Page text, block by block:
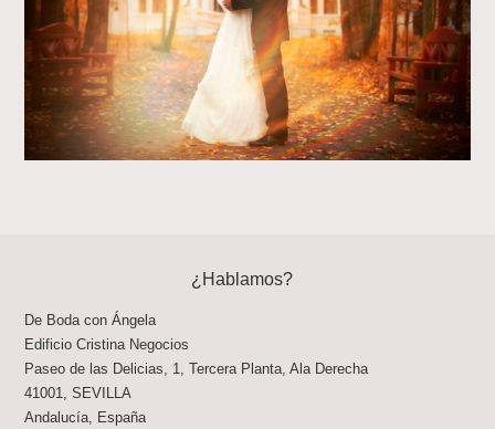
¿Hablamos?
De Boda con Ángela
Edificio Cristina Negocios
Paseo de las Delicias, 1, Tercera Planta, Ala Derecha
41001
,SEVILLA
Andalucía España